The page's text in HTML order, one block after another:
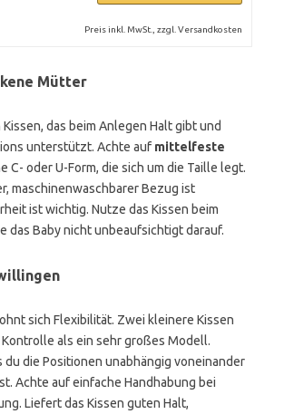
Preis inkl. MwSt., zzgl. Versandkosten
Mütter
das beim Anlegen Halt gibt und
unterstützt. Achte auf mittelfeste
C- oder U-Form, die sich um die Taille legt.
maschinenwaschbarer Bezug ist
ist wichtig. Nutze das Kissen beim
das Baby nicht unbeaufsichtigt darauf.
sich Flexibilität. Zwei kleinere Kissen
als ein sehr großes Modell.
du die Positionen unabhängig voneinander
Achte auf einfache Handhabung bei
Liefert das Kissen guten Halt,